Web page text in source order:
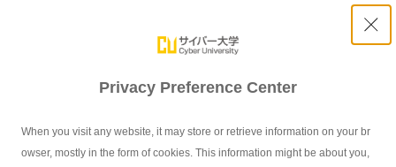
Privacy Preference Center
When you visit any website, it may store or retrieve information on your br
owser, mostly in the form of cookies. This information might be about you,
サイバー大学TOP 学生生活 学生の声 ITを学ぶために入学。障がい